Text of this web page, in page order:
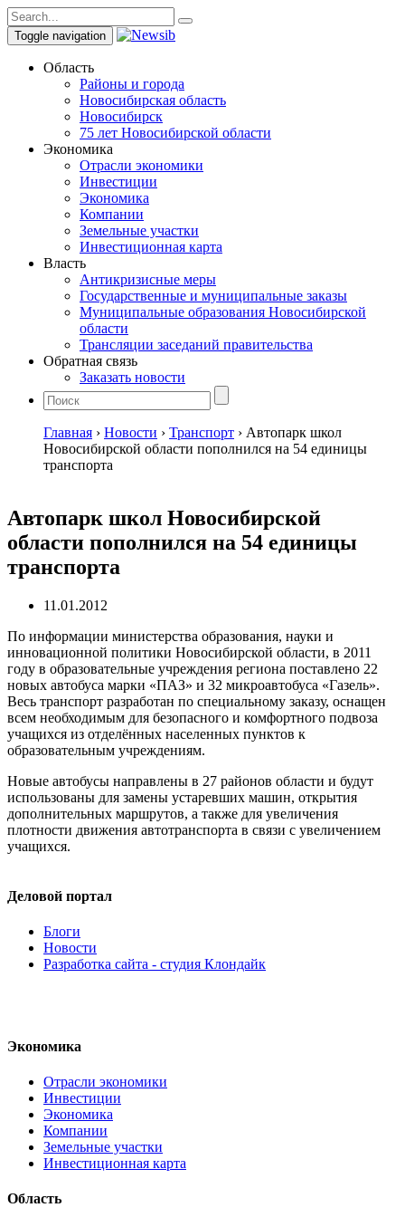
Toggle navigation
Область
Районы и города
Новосибирская область
Новосибирск
75 лет Новосибирской области
Экономика
Отрасли экономики
Инвестиции
Экономика
Компании
Земельные участки
Инвестиционная карта
Власть
Антикризисные меры
Государственные и муниципальные заказы
Муниципальные образования Новосибирской
области
Трансляции заседаний правительства
Обратная связь
Заказать новости
Главная › Новости › Транспорт › Автопарк школ
Новосибирской области пополнился на 54 единицы
транспорта
Автопарк школ Новосибирской
области пополнился на 54 единицы
транспорта
11.01.2012
По информации министерства образования, науки и
инновационной политики Новосибирской области, в 2011
году в образовательные учреждения региона поставлено 22
новых автобуса марки «ПАЗ» и 32 микроавтобуса «Газель».
Весь транспорт разработан по специальному заказу, оснащен
всем необходимым для безопасного и комфортного подвоза
учащихся из отделённых населенных пунктов к
образовательным учреждениям.
Новые автобусы направлены в 27 районов области и будут
использованы для замены устаревших машин, открытия
дополнительных маршрутов, а также для увеличения
плотности движения автотранспорта в связи с увеличением
учащихся.
Деловой портал
Блоги
Новости
Разработка сайта - студия Клондайк
Экономика
Отрасли экономики
Инвестиции
Экономика
Компании
Земельные участки
Инвестиционная карта
Область